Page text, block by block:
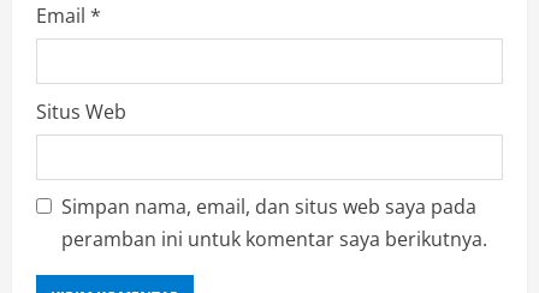
Email *
Situs Web
Simpan nama, email, dan situs web saya pada
peramban ini untuk komentar saya berikutnya.